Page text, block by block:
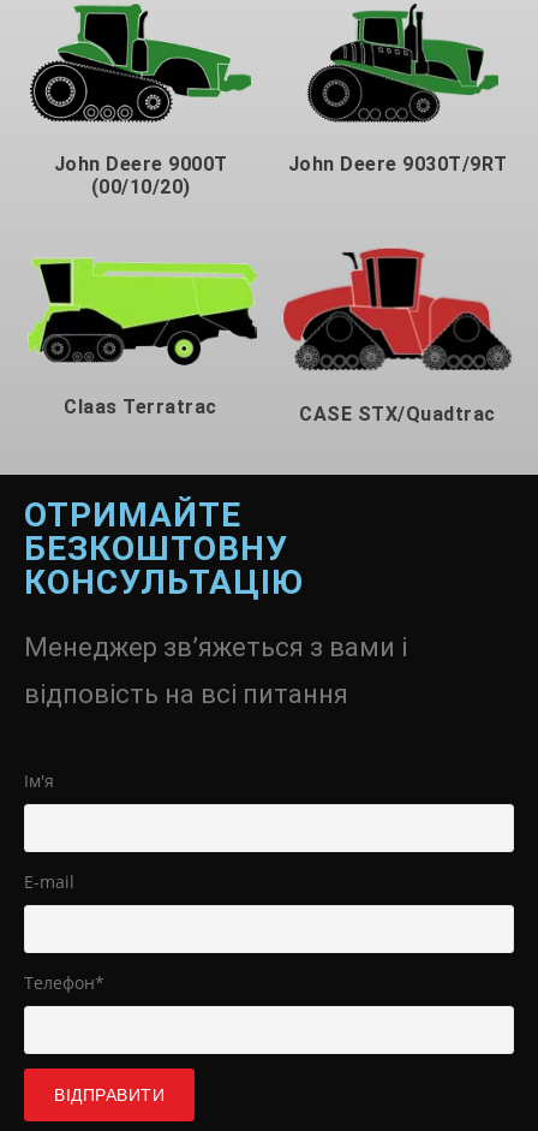
John Deere 9000T
(00/10/20)
John Deere 9030T/9RT
Claas Terratrac CASE STX/Quadtrac
ОТРИМАЙТЕ
БЕЗКОШТОВНУ
КОНСУЛЬТАЦІЮ
Менеджер зв’яжеться з вами і
відповість на всі питання
Ім'я
E-mail
Телефон*